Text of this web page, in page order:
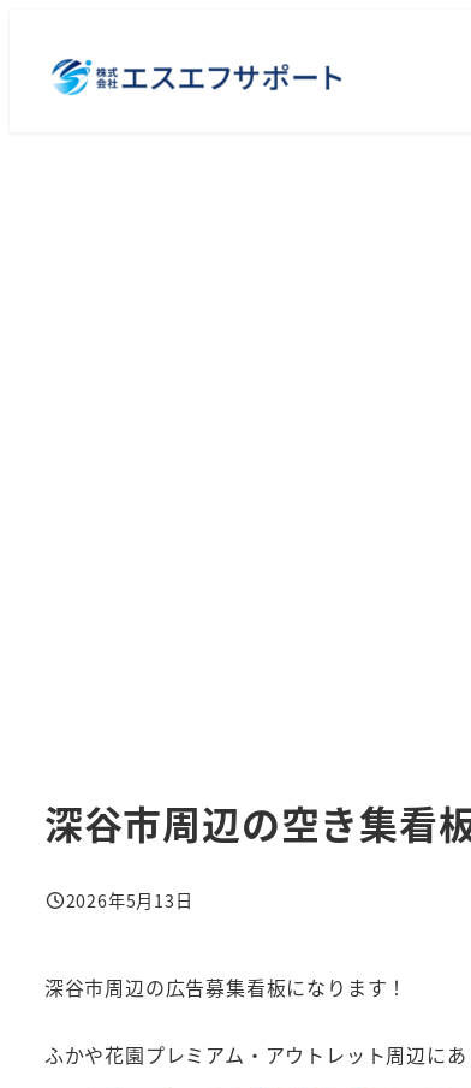
深谷市周辺の空き集看
投稿日
2026年5月13日
深谷市周辺の広告募集看板になります！
ふかや花園プレミアム・アウトレット周辺に